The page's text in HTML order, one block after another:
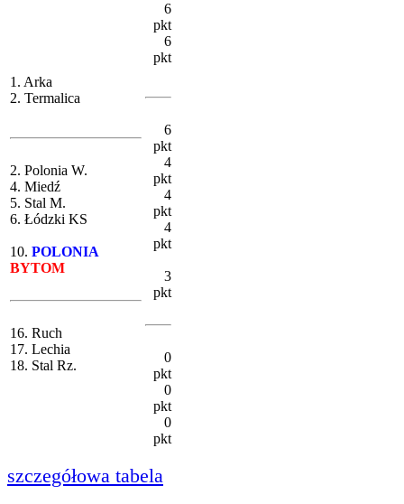
1. Arka
2. Termalica
2. Polonia W.
4. Miedź
5. Stal M.
6. Łódzki KS
10. POLONIA
BYTOM
16. Ruch
17. Lechia
18. Stal Rz.
6
pkt
6
pkt
6
pkt
4
pkt
4
pkt
4
pkt
3
pkt
0
pkt
0
pkt
0
pkt
szczegółowa tabela